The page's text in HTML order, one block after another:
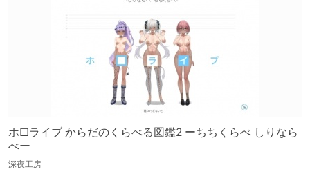
ホ□ライブ からだのくらべる図鑑2 ーちちくらべ しりなら
べー
深夜工房